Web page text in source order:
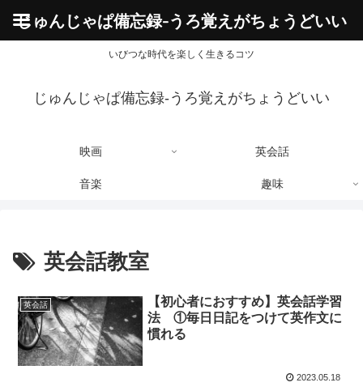
いびつな時代を楽しく生きるコツ
じゅんじゃぱ備忘録-うろ覚えがちょうどいい
映画 英会話
音楽 趣味
英会話教室
英会話
【初心者におすすめ】英会話学習
法 ①毎日日記をつけて英作文に
慣れる
2023.05.18
じゅんじゃぱ備忘録-うろ覚えがちょうどいい